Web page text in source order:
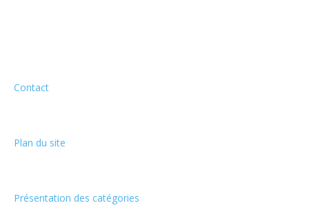
Contact
Plan du site
Présentation des catégories